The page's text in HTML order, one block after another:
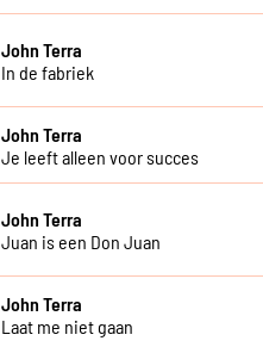
John Terra
In de fabriek
John Terra
Je leeft alleen voor succes
John Terra
Juan is een Don Juan
John Terra
Laat me niet gaan